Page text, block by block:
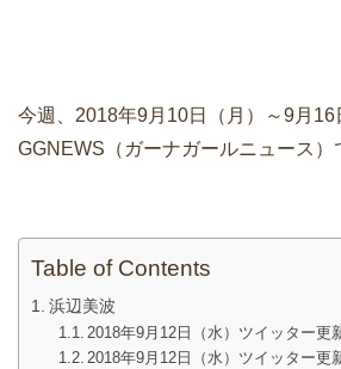
今週、2018年9月10日（月）～9月16
GGNEWS（ガーナガールニュース）
Table of Contents
浜辺美波
2018年9月12日（水）ツイッター更
2018年9月12日（水）ツイッター更